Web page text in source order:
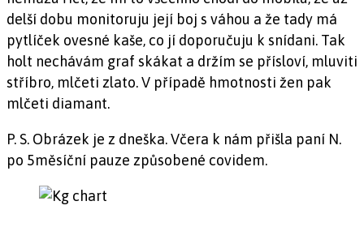
delší dobu monitoruju její boj s váhou a že tady má
pytlíček ovesné kaše, co jí doporučuju k snídani. Tak
holt nechávám graf skákat a držím se přísloví, mluviti
stříbro, mlčeti zlato. V případě hmotnosti žen pak
mlčeti diamant.
P. S. Obrázek je z dneška. Včera k nám přišla paní N.
po 5měsíční pauze způsobené covidem.